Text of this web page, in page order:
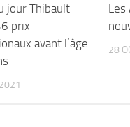
jour Thibault
prix
avant l’âge
Les
28